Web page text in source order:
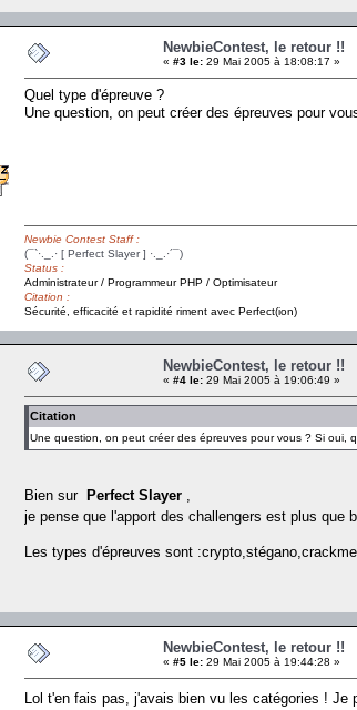
NewbieContest, le retour !!
« #3 le: 29 Mai 2005 à 18:08:17 »
Quel type d'épreuve ?
Une question, on peut créer des épreuves pour
Newbie Contest Staff :
(¯`·._.· [ Perfect Slayer ] ·._.·´¯)
Status :
Administrateur / Programmeur PHP / Optimisateur
Citation :
Sécurité, efficacité et rapidité riment avec Perfect(ion)
NewbieContest, le retour !!
« #4 le: 29 Mai 2005 à 19:06:49 »
Citation
Une question, on peut créer des épreuves pour vous ? Si oui,
Bien sur Perfect Slayer
je pense que l'apport des challengers est plus que
Les types d'épreuves sont
NewbieContest, le retour !!
« #5 le: 29 Mai 2005 à 19:44:28 »
Lol t'en fais pas, j'avais bien vu les catégories !